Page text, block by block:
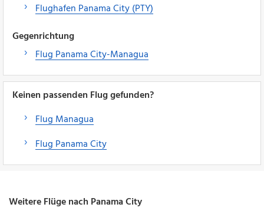
Flughafen Panama City (PTY)
Gegenrichtung
Flug Panama City-Managua
Keinen passenden Flug gefunden?
Flug Managua
Flug Panama City
Weitere Flüge nach Panama City